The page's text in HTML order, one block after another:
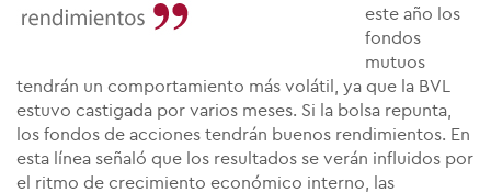
este año los
fondos
mutuos
tendrán un comportamiento más volátil, ya que la BVL
estuvo castigada por varios meses. Si la bolsa repunta,
los fondos de acciones tendrán buenos rendimientos. En
esta línea señaló que los resultados se verán influidos por
el ritmo de crecimiento económico interno, las